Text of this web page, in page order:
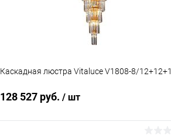
Каскадная люстра Vitaluce V1808-8/12+12+1
128 527 руб. / шт